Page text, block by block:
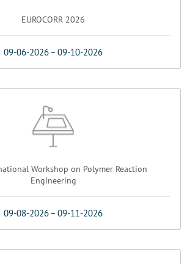
EUROCORR 2026
09-06-2026–09-10-2026
Workshop on Polymer Reaction
Engineering
09-08-2026–09-11-2026